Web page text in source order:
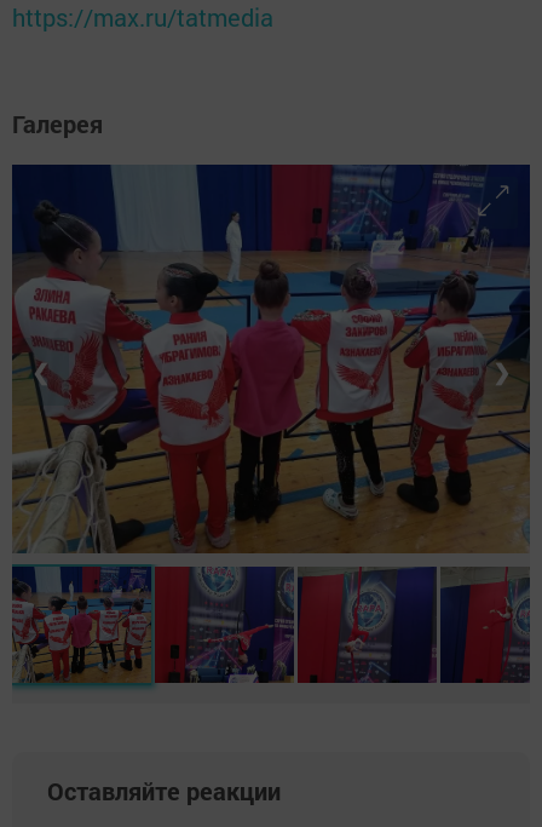
https://max.ru/tatmedia
Галерея
❮ ❯
Оставляйте реакции